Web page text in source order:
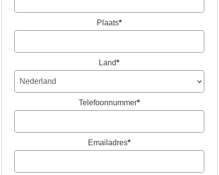
Plaats*
Land*
Telefoonnummer*
Emailadres*